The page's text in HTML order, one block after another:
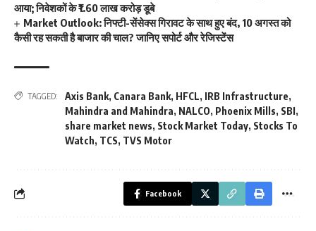
आया; निवेशकों के ₹1.60 लाख करोड़ डूबे
Market Outlook: निफ्टी-सेंसेक्स गिरावट के साथ हुए बंद, 10 अगस्त को
कैसी रह सकती है बाजार की चाल? जानिए सपोर्ट और रेजिस्टेंस
TAGGED: Axis Bank, Canara Bank, HFCL, IRB Infrastructure,
Mahindra and Mahindra, NALCO, Phoenix Mills, SBI,
share market news, Stock Market Today, Stocks To
Watch, TCS, TVS Motor
Facebook